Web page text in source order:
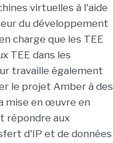
virtuelles à l'aide
du développement
charge que les TEE
TEE dans les
travaille également
le projet Amber à des
mise en œuvre en
répondre aux
d'IP et de données